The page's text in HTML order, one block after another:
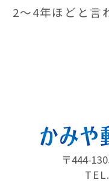
2〜4年ほどと言
〒444-